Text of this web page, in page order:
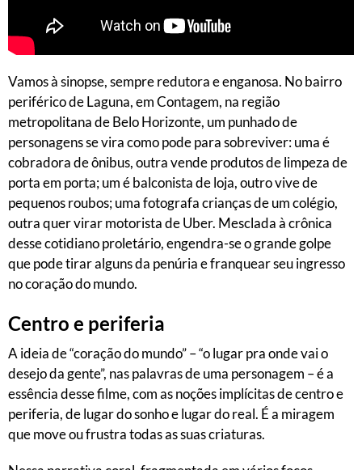
Vamos à sinopse, sempre redutora e enganosa. No bairro
periférico de Laguna, em Contagem, na região
metropolitana de Belo Horizonte, um punhado de
personagens se vira como pode para sobreviver: uma é
cobradora de ônibus, outra vende produtos de limpeza de
porta em porta; um é balconista de loja, outro vive de
pequenos roubos; uma fotografa crianças de um colégio,
outra quer virar motorista de Uber. Mesclada à crônica
desse cotidiano proletário, engendra-se o grande golpe
que pode tirar alguns da penúria e franquear seu ingresso
no coração do mundo.
Centro e periferia
A ideia de “coração do mundo” – “o lugar pra onde vai o
desejo da gente”, nas palavras de uma personagem – é a
essência desse filme, com as noções implícitas de centro e
periferia, de lugar do sonho e lugar do real. É a miragem
que move ou frustra todas as suas criaturas.